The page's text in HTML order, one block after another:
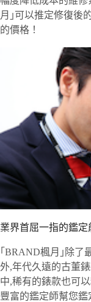
月｣可以推定修復後
的價格！
業界首屈一指的鑑定
｢BRAND楓月｣除了
外,年代久遠的古董
中,稀有的錶款也可
豐富的鑑定師幫您鑑